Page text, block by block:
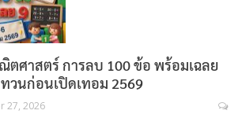
ตศาสตร์ การลบ 100 ข้อ พร้อมเฉลย
วนก่อนเปิดเทอม 2569
27, 2026